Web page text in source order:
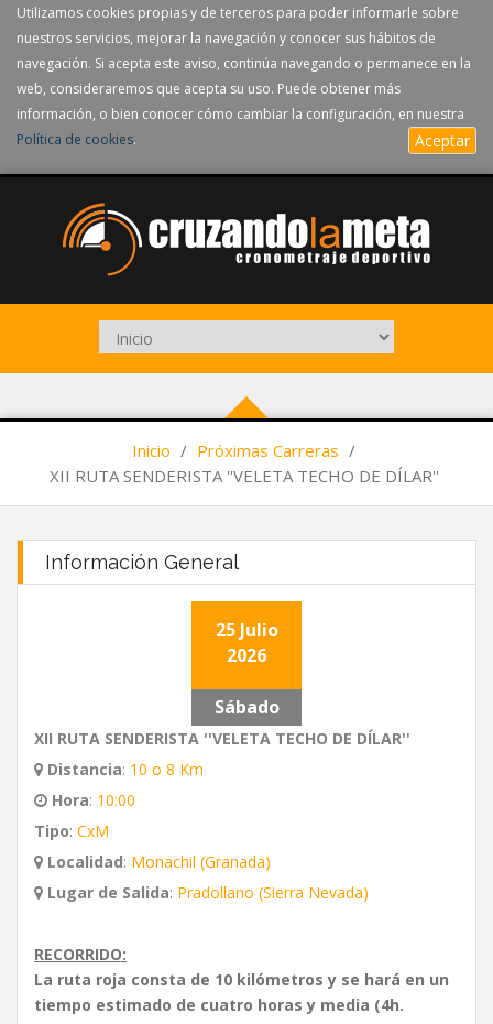
Utilizamos cookies propias y de terceros para poder informarle sobre
nuestros servicios, mejorar la navegación y conocer sus hábitos de
navegación. Si acepta este aviso, continúa navegando o permanece en la
web, consideraremos que acepta su uso. Puede obtener más
información, o bien conocer cómo cambiar la configuración, en nuestra
Política de cookies. Aceptar
Inicio / Próximas Carreras /
XII RUTA SENDERISTA ''VELETA TECHO DE DÍLAR''
Información General
25 Julio
2026
Sábado
XII RUTA SENDERISTA ''VELETA TECHO DE DÍLAR''
Distancia: 10 o 8 Km
Hora: 10:00
Tipo: CxM
Localidad: Monachil (Granada)
Lugar de Salida: Pradollano (Sierra Nevada)
RECORRIDO:
La ruta roja consta de 10 kilómetros y se hará en un
tiempo estimado de cuatro horas y media (4h.